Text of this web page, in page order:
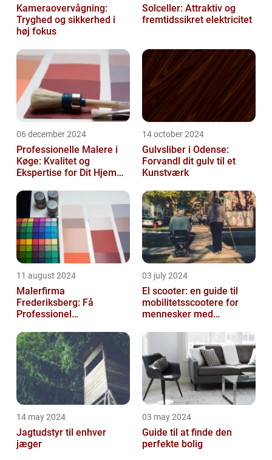
Kameraovervågning:
Tryghed og sikkerhed i
høj fokus
Solceller: Attraktiv og
fremtidssikret elektricitet
06 december 2024
Professionelle Malere i
Køge: Kvalitet og
Ekspertise for Dit Hjem
14 october 2024
Gulvsliber i Odense:
Forvandl dit gulv til et
Kunstværk
11 august 2024
Malerfirma
Frederiksberg: Få
Professionel
eller virksomhed
03 july 2024
El scooter: en guide til
mobilitetsscootere for
mennesker med
14 may 2024
Jagtudstyr til enhver
jæger
03 may 2024
Guide til at finde den
perfekte bolig